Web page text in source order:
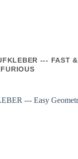
--- FAST &
FURIOUS